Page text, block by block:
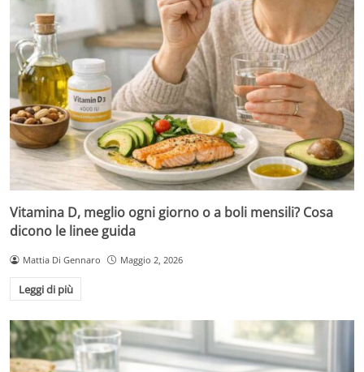
Vitamina D, meglio ogni giorno o a boli mensili? Cosa
dicono le linee guida
Mattia Di Gennaro Maggio 2, 2026
Leggi di più